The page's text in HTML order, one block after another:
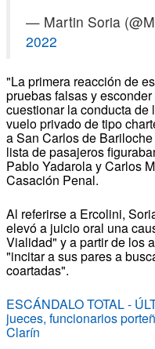
— Martin Soria
2022
"La primera reacción de
pruebas falsas y
cuestionar la conducta de
vuelo privado de tipo
a San Carlos de
lista de pasajeros
Pablo Yadarola y Carlos
Casación Penal.
Al referirse a Ercolini,
elevó a juicio oral una
Vialidad" y a partir de los
"incitar a sus pares a
coartadas".
ESCÁNDALO TOTAL -
jueces, funcionarios
Clarín